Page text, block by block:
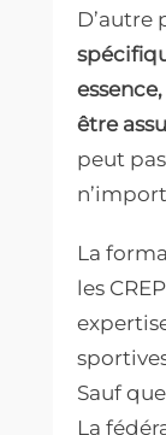
D’autre
être
peut
La
les
Sauf
La